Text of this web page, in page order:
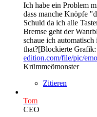
Ich habe ein Problem
dass manche Knöpfe
Schuld da ich alle
Bremse geht der
schaue ich
that?[Blockierte Grafik:
edition.com/file/pic/
Krümmeömonster
Zitieren
Tom
CEO